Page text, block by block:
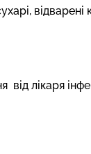
лікаря